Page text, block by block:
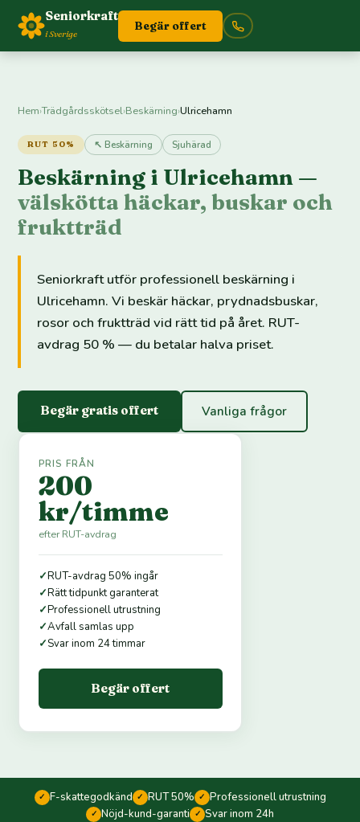
Seniorkraft
i Sverige
Begär offert
Hem›Trädgårdsskötsel›Beskärning›Ulricehamn
RUT 50% ↖ Beskärning Sjuhärad
Beskärning i Ulricehamn —
välskötta häckar, buskar och
fruktträd
Seniorkraft utför professionell beskärning i
Ulricehamn. Vi beskär häckar, prydnadsbuskar,
rosor och fruktträd vid rätt tid på året. RUT-
avdrag 50 % — du betalar halva priset.
Begär gratis offert Vanliga frågor
PRIS FRÅN
200
kr/timme
efter RUT-avdrag
✓RUT-avdrag 50% ingår
✓Rätt tidpunkt garanterat
✓Professionell utrustning
✓Avfall samlas upp
✓Svar inom 24 timmar
Begär offert
✓ F-skattegodkänd ✓ RUT 50% ✓ Professionell utrustning
✓ Nöjd-kund-garanti ✓ Svar inom 24h